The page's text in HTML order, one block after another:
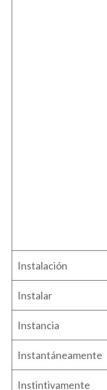
Instalación
Instalar
Instancia
Instantáneamente
Instintivamente